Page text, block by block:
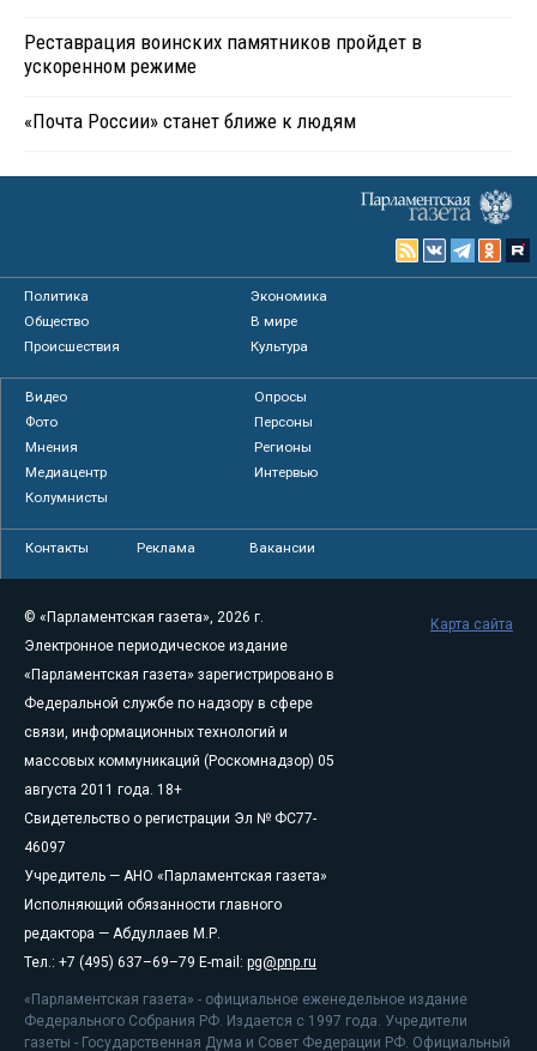
Реставрация воинских памятников пройдет в
ускоренном режиме
«Почта России» станет ближе к людям
Политика
Экономика
Общество
В мире
Происшествия
Культура
Видео
Опросы
Фото
Персоны
Мнения
Регионы
Медиацентр
Интервью
Колумнисты
Контакты Реклама Вакансии
© «Парламентская газета», 2026 г.
Электронное периодическое издание
«Парламентская газета» зарегистрировано в
Федеральной службе по надзору в сфере
связи, информационных технологий и
массовых коммуникаций (Роскомнадзор) 05
августа 2011 года. 18+
Свидетельство о регистрации Эл № ФС77-
46097
Учредитель — АНО «Парламентская газета»
Исполняющий обязанности главного
редактора — Абдуллаев М.Р.
Тел.: +7 (495) 637–69–79 E-mail: pg@pnp.ru
«Парламентская газета» - официальное еженедельное издание
Федерального Собрания РФ. Издается с 1997 года. Учредители
газеты - Государственная Дума и Совет Федерации РФ. Официальный
Карта сайта